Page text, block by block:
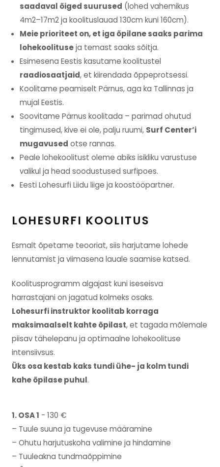
saadaval õiged suurused (lohed vahemikus
4m2–17m2 ja koolituslauad 130cm kuni 160cm).
Meie prioriteet on, et iga õpilane saaks parima
lohekoolituseja temast saaks sõitja.
Esimesena Eestis kasutame koolitustel
raadiosaatjaid, et kiirendada õppeprotsessi.
Koolitame peamiselt Pärnus, aga ka Tallinnas ja
mujal Eestis.
Soovitame Pärnus koolitada – parimad ohutud
tingimused, kive ei ole, palju ruumi, Surf Center’i
mugavused otse rannas.
Peale lohekoolitust oleme abiks isikliku varustuse
valikul ja head soodustused surfipoes.
Eesti Lohesurfi Liidu liige ja koostööpartner.
LOHESURFI KOOLITUS
Esmalt õpetame teooriat, siis harjutame lohede
lennutamist ja viimasena lauale saamise katsed.
Koolitusprogramm algajast kuni iseseisva
harrastajani on jagatud kolmeks osaks.
Lohesurfi instruktor koolitab korraga
maksimaalselt kahte õpilast, et tagada mõlemale
piisav tähelepanu ja optimaalne lohekoolituse
intensiivsus.
Üks osa kestab kaks tundi ühe- ja kolm tundi
kahe õpilase puhul.
1. OSA 1 - 130 €
– Tuule suuna ja tugevuse määramine
– Ohutu harjutuskoha valimine ja hindamine
– Tuuleakna tundmaõppimine